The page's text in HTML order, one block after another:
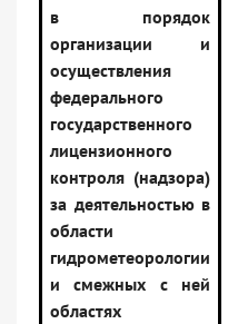
в порядок
организации и
осуществления
федерального
государственного
лицензионного
контроля (надзора)
за деятельностью в
области
гидрометеорологии
и смежных с ней
областях